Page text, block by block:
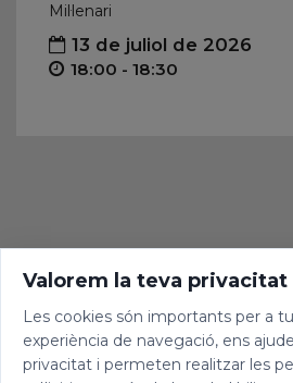
Mil·lenari
13 de juliol de 2026
18:00 - 18:30
Valorem la teva privacitat
Les cookies són importants per a
experiència de navegació, ens
privacitat i permeten realitzar les